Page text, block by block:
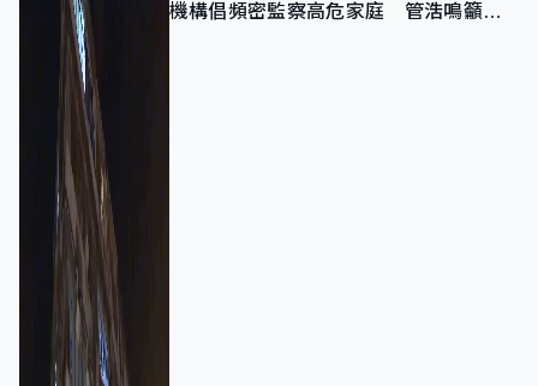
機構倡頻密監察高危家庭 管浩鳴籲加